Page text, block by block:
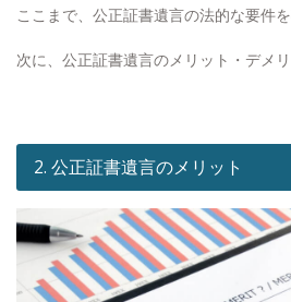
ここまで、公正証書遺言の法的な要件
次に、公正証書遺言のメリット・デメ
2. 公正証書遺言のメリット